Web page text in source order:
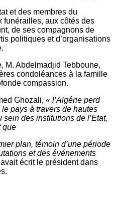
et des membres du
funérailles, aux côtés des
de ses compagnons de
politiques et d’organisations
M. Abdelmadjid Tebboune,
condoléances à la famille
compassion.
Ghozali, « l’Algérie perd
pays à travers de hautes
des institutions de l’Etat,
que
plan, témoin d’une période
et des événements
avait écrit le président dans